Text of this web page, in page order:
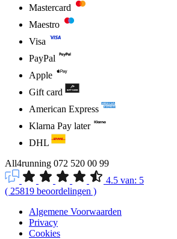
Mastercard
Maestro
Visa
PayPal
Apple
Gift card
American Express
Klarna Pay later
DHL
All4running 072 520 00 99
4.5 van: 5
( 25819 beoordelingen )
Algemene Voorwaarden
Privacy
Cookies